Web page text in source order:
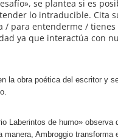
se plantea si es
lo intraducible. Cita
/ para entenderme /
ya que interactúa con
la obra poética del escritor y
Laberintos de humo» observa
Ambroggio